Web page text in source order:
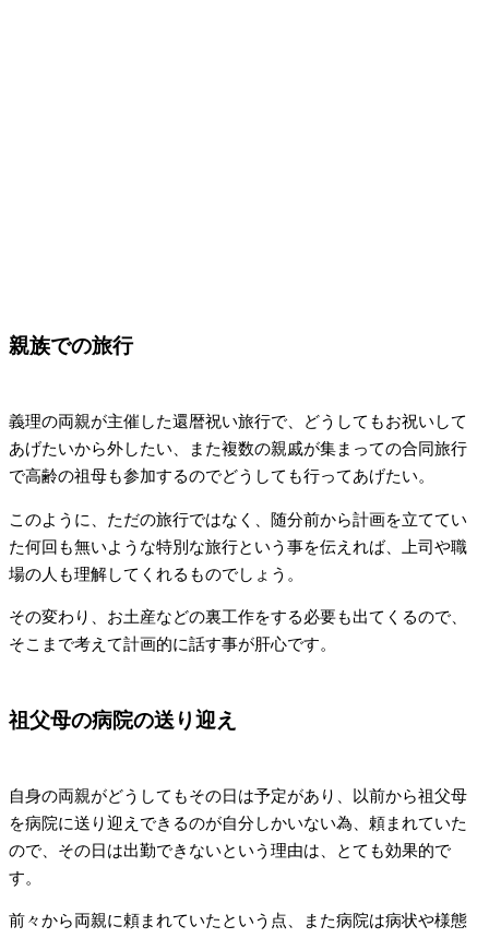
親族での旅行
義理の両親が主催した還暦祝い旅行で、どうしてもお祝いして
あげたいから外したい、また複数の親戚が集まっての合同旅行
で高齢の祖母も参加するのでどうしても行ってあげたい。
このように、ただの旅行ではなく、随分前から計画を立ててい
た何回も無いような特別な旅行という事を伝えれば、上司や職
場の人も理解してくれるものでしょう。
その変わり、お土産などの裏工作をする必要も出てくるので、
そこまで考えて計画的に話す事が肝心です。
祖父母の病院の送り迎え
自身の両親がどうしてもその日は予定があり、以前から祖父母
を病院に送り迎えできるのが自分しかいない為、頼まれていた
ので、その日は出勤できないという理由は、とても効果的で
す。
前々から両親に頼まれていたという点、また病院は病状や様態